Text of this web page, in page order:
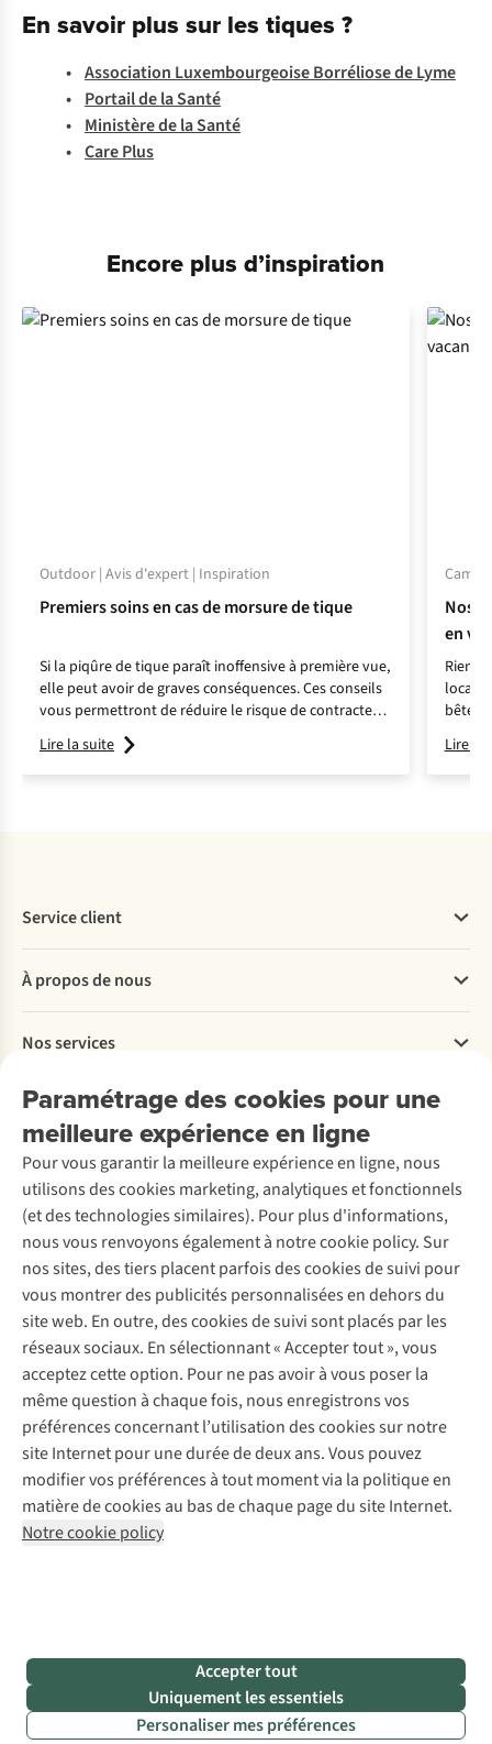
En savoir plus sur les tiques ?
• Association Luxembourgeoise Borréliose de Lyme
• Portail de la Santé
• Ministère de la Santé
• Care Plus
Encore plus d’inspiration
Outdoor | Avis d'expert | Inspiration
Premiers soins en cas de morsure de tique
Si la piqûre de tique paraît inoffensive à première vue,
elle peut avoir de graves conséquences. Ces conseils
vous permettront de réduire le risque de contracter
la maladie de Lyme.
Lire la suite
Nos
en
Rien
bêtes
Lire la
Paramétrage des cookies pour une
meilleure expérience en ligne
Pour vous garantir la meilleure expérience en ligne, nous
utilisons des cookies marketing, analytiques et fonctionnels
(et des technologies similaires). Pour plus d'informations,
nous vous renvoyons également à notre cookie policy. Sur
nos sites, des tiers placent parfois des cookies de suivi pour
vous montrer des publicités personnalisées en dehors du
site web. En outre, des cookies de suivi sont placés par les
réseaux sociaux. En sélectionnant « Accepter tout », vous
acceptez cette option. Pour ne pas avoir à vous poser la
même question à chaque fois, nous enregistrons vos
préférences concernant l’utilisation des cookies sur notre
site Internet pour une durée de deux ans. Vous pouvez
modifier vos préférences à tout moment via la politique en
matière de cookies au bas de chaque page du site Internet.
Notre cookie policy
Accepter tout
Uniquement les essentiels
Personaliser mes préférences
Service client
Commander
Payer
Livraison
Rétractation d'une commande
Entretien & réparations
Garantie
Contactez-nous
À propos de nous
Explore More
À propos d’Ayacucho
Nos magasins
À propos d’A.S.Adventure
Déclaration d'accessibilité
Nos services
Location / Location sports d’hiver
Seconde-main
Entretien de ski
Service de lavage
Entretien de chaussures
Réparation de chaussures
Réparation de vêtements
Retouches
Pour les entreprises
Découvrez
Explore Camp
Gear Check
Expertise & conseils
Abonnez-vous à la newsletter
Suivez-nous
Mentions légales
Politique de confidentialité
Conditions générales
Cookie Policy
AS Adventure Luxemburg SA,